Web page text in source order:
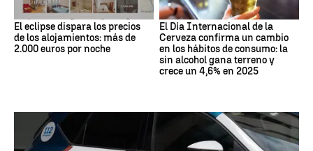
El eclipse dispara los precios
de los alojamientos: más de
2.000 euros por noche
El Día Internacional de la
Cerveza confirma un cambio
en los hábitos de consumo: la
sin alcohol gana terreno y
crece un 4,6% en 2025